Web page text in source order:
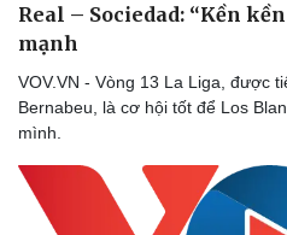
Real – Sociedad: “Kền
mạnh
VOV.VN - Vòng 13 La Liga, được
Bernabeu, là cơ hội tốt để Los
mình.